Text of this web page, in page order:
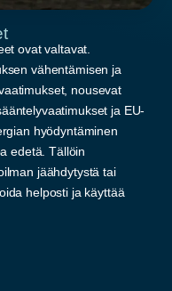
ovat valtavat.
vähentämisen ja
nousevat
ja EU-
hyödyntäminen
edetä. Tällöin
jäähdytystä tai
helposti ja käyttää